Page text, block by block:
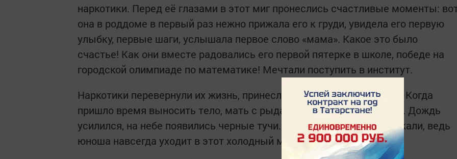
наркотики. Перед её глазами в этот миг пронеслись счастливые моменты:
она в роддоме в первый раз нежно прижала его к груди, увидела его первую
улыбку, первые шаги, услышала первое слово «мама». Какое это было
счастье! Как они вместе радовались его первой пятерке в школе, победе на
городской олимпиаде по математике! Мечтали поступить в институт.
Наркотики перевернули их жизнь, принесли горе, страдания, слезы. Когда
пришло время выносить тело, мать с рыданиями накрыла его лицо. Дождь
усилился, на небе появились черные тучи. Провожающие тоже плакали, ведь
юноша навсегда уходит в этот холодный мир мертвых».